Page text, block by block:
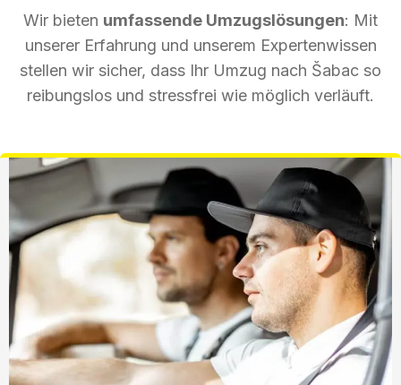
Wir bieten umfassende Umzugslösungen: Mit
unserer Erfahrung und unserem Expertenwissen
stellen wir sicher, dass Ihr Umzug nach Šabac so
reibungslos und stressfrei wie möglich verläuft.